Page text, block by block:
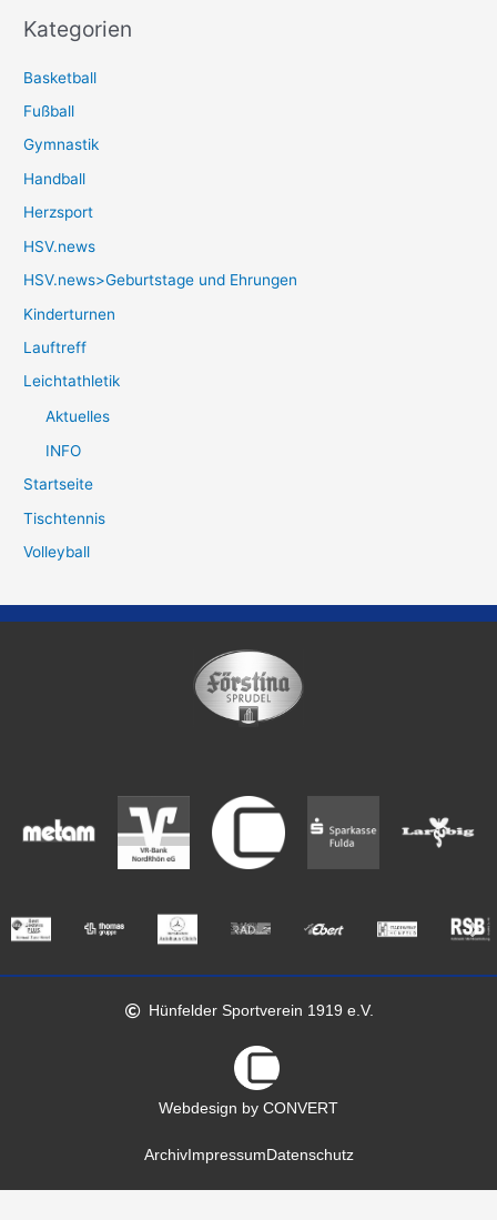
Kategorien
Basketball
Fußball
Gymnastik
Handball
Herzsport
HSV.news
HSV.news>Geburtstage und Ehrungen
Kinderturnen
Lauftreff
Leichtathletik
Aktuelles
INFO
Startseite
Tischtennis
Volleyball
Hünfelder Sportverein 1919 e.V.
Webdesign by CONVERT
ArchivImpressum Datenschutz